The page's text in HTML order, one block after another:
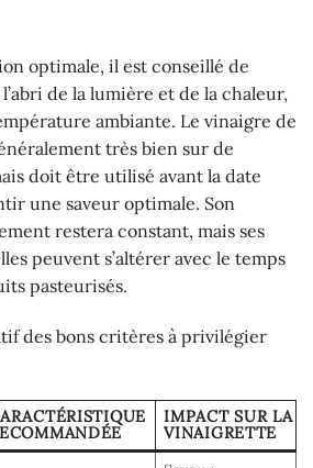
optimale, il est conseillé de
de la lumière et de la chaleur,
ambiante. Le vinaigre de
très bien sur de
doit être utilisé avant la date
une saveur optimale. Son
restera constant, mais ses
peuvent s’altérer avec le temps
pasteurisés.
des bons critères à privilégier
IMPACT SUR LA
VINAIGRETTE